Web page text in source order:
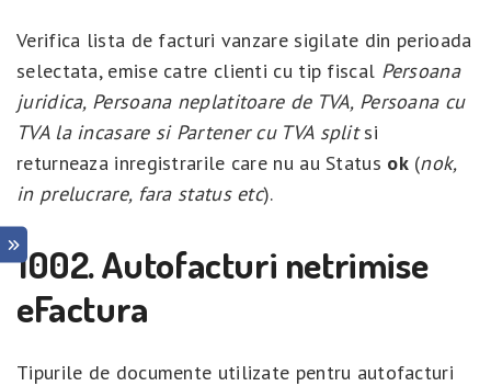
Verifica lista de facturi vanzare sigilate din perioada
selectata, emise catre clienti cu tip fiscal Persoana
juridica, Persoana neplatitoare de TVA, Persoana cu
TVA la incasare si Partener cu TVA splitsi
returneaza inregistrarile care nu au Status ok(nok,
in prelucrare, fara status etc).
1002. Autofacturi netrimise
eFactura
Tipurile de documente utilizate pentru autofacturi